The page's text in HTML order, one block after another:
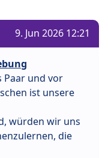
9. Jun 2026 12:21
Paar und vor
ist unsere
würden wir uns
die